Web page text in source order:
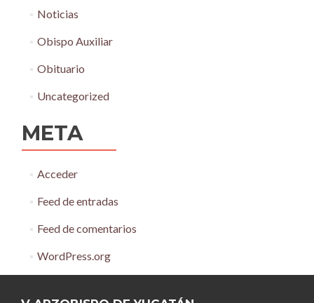
Noticias
Obispo Auxiliar
Obituario
Uncategorized
META
Acceder
Feed de entradas
Feed de comentarios
WordPress.org